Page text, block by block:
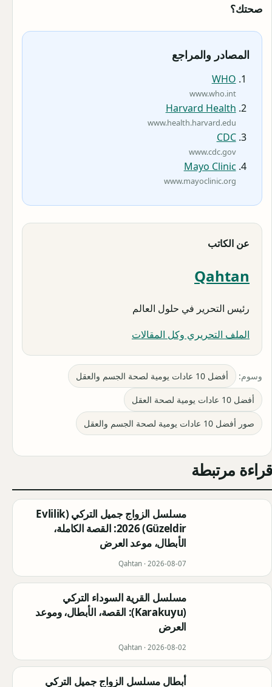
صحتك؟
المصادر والمراجع
WHO
www.who.int
Harvard Health
www.health.harvard.edu
CDC
www.cdc.gov
Mayo Clinic
www.mayoclinic.org
عن الكاتب
Qahtan
رئيس التحرير في حلول العالم
الملف التحريري وكل المقالات
وسوم: أفضل 10 عادات يومية لصحة الجسم والعقل
أفضل 10 عادات يومية لصحة العقل
صور أفضل 10 عادات يومية لصحة الجسم والعقل
قراءة مرتبطة
مسلسل الزواج جميل التركي (Evlilik
Güzeldir) 2026: القصة الكاملة،
الأبطال، موعد العرض
Qahtan · 2026-08-07
مسلسل القرية السوداء التركي
(Karakuyu): القصة، الأبطال، وموعد
العرض
Qahtan · 2026-08-02
أبطال مسلسل الزواج جميل التركي